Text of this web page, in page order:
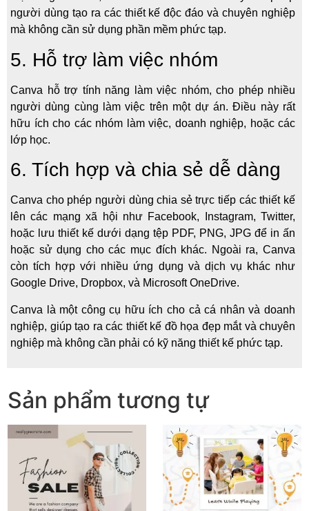
người dùng tạo ra các thiết kế độc đáo và chuyên nghiệp
mà không cần sử dụng phần mềm phức tạp.
5. Hỗ trợ làm việc nhóm
Canva hỗ trợ tính năng làm việc nhóm, cho phép nhiều
người dùng cùng làm việc trên một dự án. Điều này rất
hữu ích cho các nhóm làm việc, doanh nghiệp, hoặc các
lớp học.
6. Tích hợp và chia sẻ dễ dàng
Canva cho phép người dùng chia sẻ trực tiếp các thiết kế
lên các mạng xã hội như Facebook, Instagram, Twitter,
hoặc lưu thiết kế dưới dạng tệp PDF, PNG, JPG để in ấn
hoặc sử dụng cho các mục đích khác. Ngoài ra, Canva
còn tích hợp với nhiều ứng dụng và dịch vụ khác như
Google Drive, Dropbox, và Microsoft OneDrive.
Canva là một công cụ hữu ích cho cả cá nhân và doanh
nghiệp, giúp tạo ra các thiết kế đồ họa đẹp mắt và chuyên
nghiệp mà không cần phải có kỹ năng thiết kế phức tạp.
Sản phẩm tương tự